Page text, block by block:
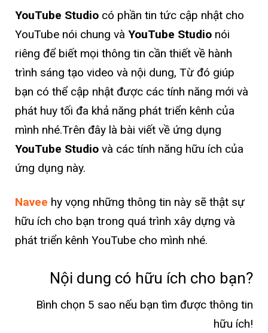
YouTube Studio có phần tin tức cập nhật cho
YouTube nói chung và YouTube Studio nói
riêng để biết mọi thông tin cần thiết về hành
trình sáng tạo video và nội dung, Từ đó giúp
bạn có thể cập nhật được các tính năng mới và
phát huy tối đa khả năng phát triển kênh của
mình nhé.Trên đây là bài viết về ứng dụng
YouTube Studio và các tính năng hữu ích của
ứng dụng này.
Navee hy vọng những thông tin này sẽ thật sự
hữu ích cho bạn trong quá trình xây dựng và
phát triển kênh YouTube cho mình nhé.
Nội dung có hữu ích cho bạn?
Bình chọn 5 sao nếu bạn tìm được thông tin
hữu ích!